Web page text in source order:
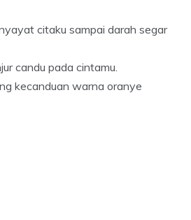
citaku sampai darah segar
candu pada cintamu.
kecanduan warna oranye